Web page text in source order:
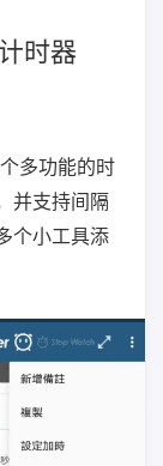
时器
多功能的时
并支持间隔
个小工具添